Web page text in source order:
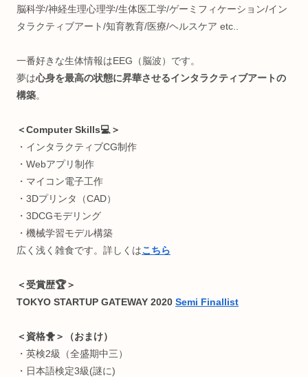
＜何してる人💡＞
“生体情報特化型” R&D(研究開発)
インタラクティブエンジニア
早稲田大学 理工学術院総合研究所
総合研究機構 ヒューマンパフォーマンス研究所
りません。